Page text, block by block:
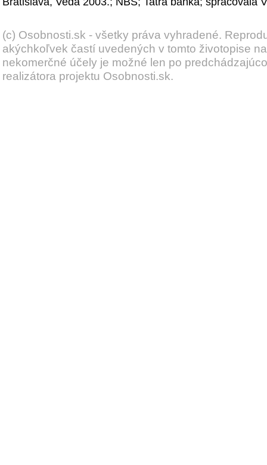
(c) Osobnosti.sk - všetky práva vyhradené.
akýchkoľvek častí uvedených v tomto životopise
nekomerčné účely je možné len po
realizátora projektu Osobnosti.sk.